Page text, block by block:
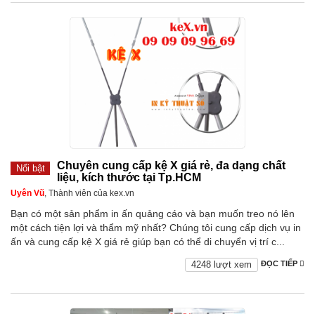
Nổi bật
Chuyên cung cấp kệ X giá rẻ, đa dạng chất
liệu, kích thước tại Tp.HCM
Uyên Vũ, Thành viên của kex.vn
Bạn có một sản phẩm in ấn quảng cáo và bạn muốn treo nó lên
một cách tiện lợi và thẩm mỹ nhất? Chúng tôi cung cấp dịch vụ in
ấn và cung cấp kệ X giá rẻ giúp bạn có thể di chuyển vị trí c...
ĐỌC TIẾP
4248 lượt xem